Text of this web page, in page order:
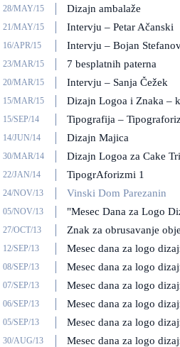
28/MAY/15 Dizajn ambalaže
21/MAY/15 Intervju – Petar Ačanski
16/APR/15 Intervju – Bojan
23/MAR/15 7 besplatnih paterna
20/MAR/15 Intervju – Sanja Čežek
15/MAR/15
15/SEP/14 Tipografija –
14/JUN/14 Dizajn Majica
30/MAR/14 Dizajn Logoa za Cake
22/JAN/14 TipogrAforizmi 1
24/NOV/13 Vinski Dom Parezanin
05/NOV/13
27/OCT/13 Znak za obrusavanje
12/SEP/13 Mesec dana za logo
08/SEP/13 Mesec dana za logo
07/SEP/13 Mesec dana za logo
06/SEP/13 Mesec dana za logo
05/SEP/13 Mesec dana za logo
30/AUG/13 Mesec dana za logo